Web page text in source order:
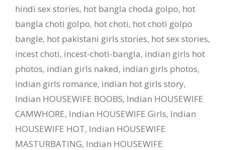
hindi sex stories, hot bangla choda golpo, hot
bangla choti golpo, hot choti, hot choti golpo
bangle, hot pakistani girls stories, hot sex stories,
incest choti, incest-choti-bangla, indian girls hot
photos, indian girls naked, indian girls photos,
indian girls romance, indian hot girls story,
Indian HOUSEWIFE BOOBS, Indian HOUSEWIFE
CAMWHORE, Indian HOUSEWIFE Girls, Indian
HOUSEWIFE HOT, Indian HOUSEWIFE
MASTURBATING, Indian HOUSEWIFE